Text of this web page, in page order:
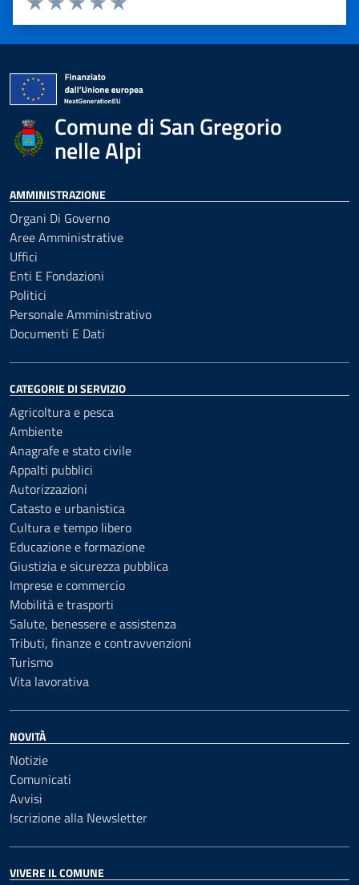
Valuta 5 stelle su 5
Valuta 4 stelle su 5
Valuta 3 stelle su 5
Valuta 2 stelle su 5
Valuta 1 stelle su 5
Comune di San Gregorio
nelle Alpi
AMMINISTRAZIONE
Organi Di Governo
Aree Amministrative
Uffici
Enti E Fondazioni
Politici
Personale Amministrativo
Documenti E Dati
CATEGORIE DI SERVIZIO
Agricoltura e pesca
Ambiente
Anagrafe e stato civile
Appalti pubblici
Autorizzazioni
Catasto e urbanistica
Cultura e tempo libero
Educazione e formazione
Giustizia e sicurezza pubblica
Imprese e commercio
Mobilità e trasporti
Salute, benessere e assistenza
Tributi, finanze e contravvenzioni
Turismo
Vita lavorativa
NOVITÀ
Notizie
Comunicati
Avvisi
Iscrizione alla Newsletter
VIVERE IL COMUNE